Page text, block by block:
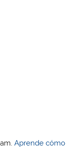
Aprende cómo